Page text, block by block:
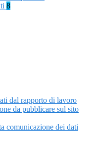
8
dal rapporto di lavoro
da pubblicare sul sito
comunicazione dei dati